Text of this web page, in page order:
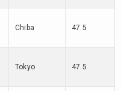
Chiba 47.5
Tokyo 47.5